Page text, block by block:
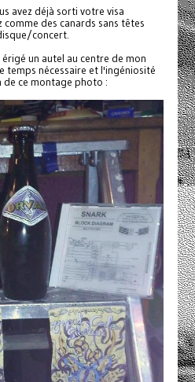
avez déjà sorti votre visa
des canards sans têtes
concert.
un autel au centre de mon
temps nécessaire et l'ingéniosité
ce montage photo :